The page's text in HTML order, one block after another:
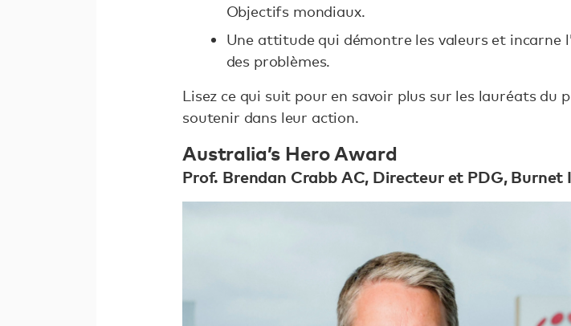
Objectifs mondiaux.
Une attitude qui démontre les valeurs et
des problèmes.
Lisez ce qui suit pour en savoir plus sur les lauréats du
soutenir dans leur action.
Australia’s Hero Award
Prof. Brendan Crabb AC, Directeur et PDG,